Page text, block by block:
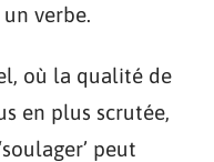
verbe.
où la qualité de
en plus scrutée,
peut